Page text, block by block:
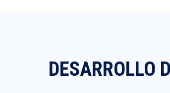
DESARROLLO